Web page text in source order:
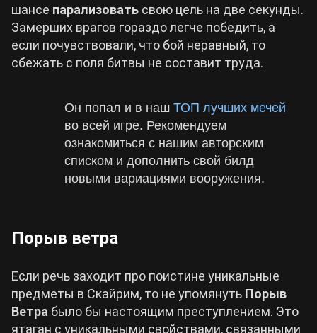
шансе парализовать свою цель на две секунды.
Замерших врагов гораздо легче победить, а
если почувствовали, что бой неравный, то
сбежать с поля битвы не составит труда.
Он попал и в наш ТОП лучших мечей
во всей игре. Рекомендуем
ознакомиться с нашим авторским
списком и дополнить свой билд
новыми вариациями вооружения.
Порыв ветра
Если речь заходит про поистине уникальные
предметы в Скайрим, то не упомянуть Порыв
Ветра было бы настоящим преступлением. Это
ятаган с уникальными свойствами, связанными